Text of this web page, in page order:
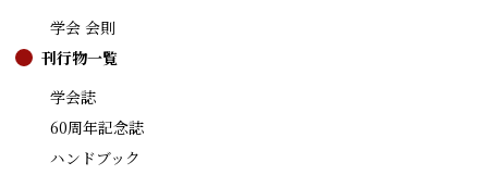
学会 会則
刊行物一覧
学会誌
60周年記念誌
ハンドブック